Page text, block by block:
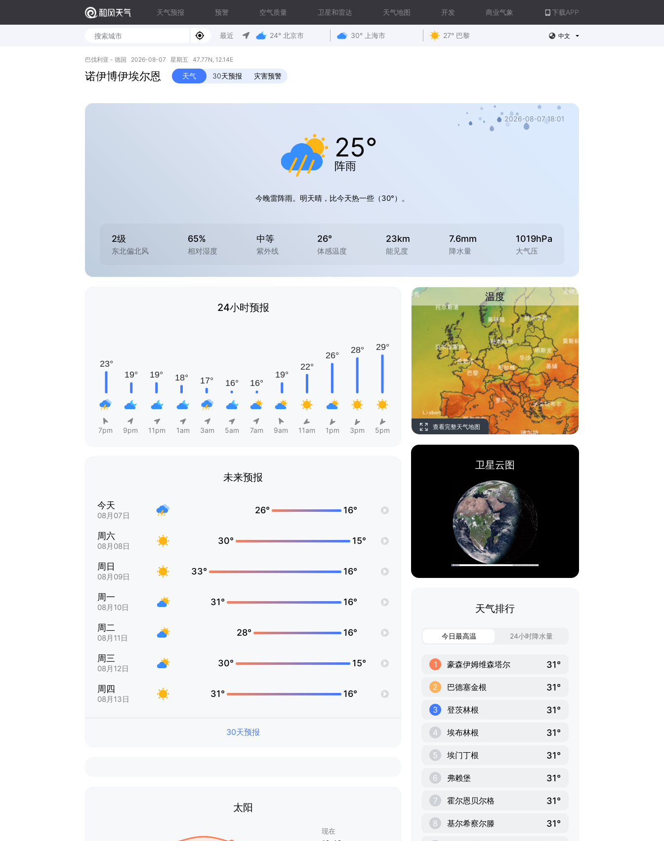
天气预报 预警 空气质量 卫星和雷达 天气地图 开发 商业气象 下载APP
最近 24° 北京市 30° 上海市 27° 巴黎 中文
巴伐利亚 - 德国 2026-08-07 星期五 47.77N, 12.14E
诺伊博伊埃尔恩 天气 30天预报 灾害预警
2026-08-07 18:01
25°
阵雨
今晚雷阵雨。明天晴，比今天热一些（30°）。
2级
东北偏北风
65%
相对湿度
中等
紫外线
26°
体感温度
23km
能见度
7.6mm
降水量
1019hPa
大气压
24小时预报
7pm 9pm 11pm 1am 3am 5am 7am 9am 11am 1pm 3pm 5pm
未来预报
今天
08月07日
26° 16°
周六
08月08日
30° 15°
周日
08月09日
33° 16°
周一
08月10日
31° 16°
周二
08月11日
28° 16°
周三
08月12日
30° 15°
周四
08月13日
31° 16°
30天预报
太阳
现在
温度
查看完整天气地图
卫星云图
天气排行
今日最高温 24小时降水量
1 豪森伊姆维森塔尔 31°
2 巴德塞金根 31°
3 登茨林根 31°
4 埃布林根 31°
5 埃门丁根 31°
6 弗赖堡 31°
7 霍尔恩贝尔格 31°
8 基尔希察尔滕 31°